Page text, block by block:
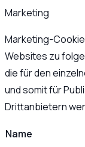
Marketing
Marketing-
Websites zu
die für den
und somit für
Drittanbietern
Name